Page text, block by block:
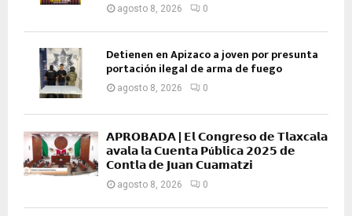
agosto 8, 2026 0
Detienen en Apizaco a joven por presunta
portación ilegal de arma de fuego
agosto 8, 2026 0
𝗔𝗣𝗥𝗢𝗕𝗔𝗗𝗔 | 𝗘𝗹 𝗖𝗼𝗻𝗴𝗿𝗲𝘀𝗼 𝗱𝗲 𝗧𝗹𝗮𝘅𝗰𝗮𝗹𝗮
𝗮𝘃𝗮𝗹𝗮 𝗹𝗮 𝗖𝘂𝗲𝗻𝘁𝗮 𝗣ú𝗯𝗹𝗶𝗰𝗮 𝟮𝟬𝟮𝟱 𝗱𝗲
𝗖𝗼𝗻𝘁𝗹𝗮 𝗱𝗲 𝗝𝘂𝗮𝗻 𝗖𝘂𝗮𝗺𝗮𝘁𝘇𝗶
agosto 8, 2026 0